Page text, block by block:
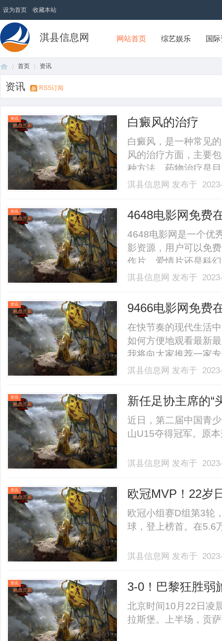
设为首页 收藏本站
淇县信息网 网站首页 综艺娱乐 国
首页 资讯
资讯 RSS订阅
资讯 白癜风的治疗
白癜风，是一种常见
风的治疗方面，主要
种方法。药物治疗是
用药和内服药。外用
以通过光敏反应使色
低.........
淇县信息网 发布于
资讯 4648电影网免费
4648电影网是一个优
影资源，用户可以免
作片、爱情片还是科
一些4648电影网的特
还是追求刺激的动作
淇县信息网 发布于
资讯 9466电影网免费
在快节奏的现代生活
如何方便地观看最新
我将向大家推荐一家
首先，9466电影网以
都是高清无广告的。
淇县信息网 发布于
资讯 新任足协主席的“
近日，第二届中国青
山U15夺得冠军。原
淇县信息网 发布于
资讯
欧冠MVP！22岁
游龙
欧冠小组赛D组第3轮
球，登上榜首。在5.6
淇县信息网 发布于
资讯
3-0！巴黎狂胜弱
神迹诞生
北京时间10月22日凌
拉斯堡。上半场，贡